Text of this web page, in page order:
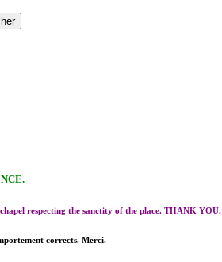
respecting the sanctity of the place. THANK YOU.
corrects. Merci.